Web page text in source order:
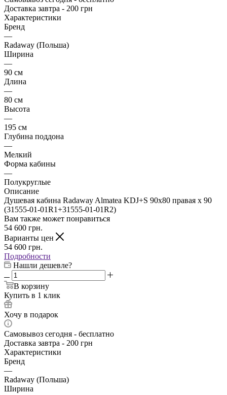
Доставка завтра - 200 грн
Характеристики
Бренд
—
Radaway (Польша)
Ширина
—
90 см
Длина
—
80 см
Высота
—
195 см
Глубина поддона
—
Мелкий
Форма кабины
—
Полукруглые
Описание
Душевая кабина Radaway Almatea KDJ+S 90x80 правая х 90
(31555-01-01R1+31555-01-01R2)
Вам также может понравиться
54 600 грн.
Варианты цен
54 600 грн.
Подробности
Нашли дешевле?
В корзину
Купить в 1 клик
Хочу в подарок
Самовывоз сегодня - бесплатно
Доставка завтра - 200 грн
Характеристики
Бренд
—
Radaway (Польша)
Ширина